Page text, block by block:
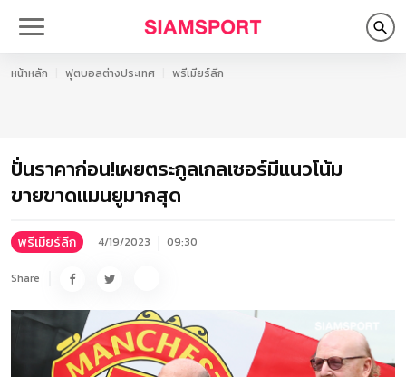
หน้าหลัก ฟุตบอลต่างประเทศ พรีเมียร์ลีก
ปั่นราคาก่อน!เผยตระกูลเกลเซอร์มีแนวโน้ม
ขายขาดแมนยูมากสุด
พรีเมียร์ลีก 4/19/2023 09:30
Share